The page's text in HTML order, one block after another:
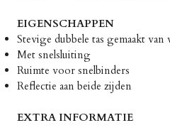
EIGENSCHAPPEN
Stevige dubbele tas gemaakt
Met snelsluiting
Ruimte voor snelbinders
Reflectie aan beide zijden
EXTRA INFORMATIE